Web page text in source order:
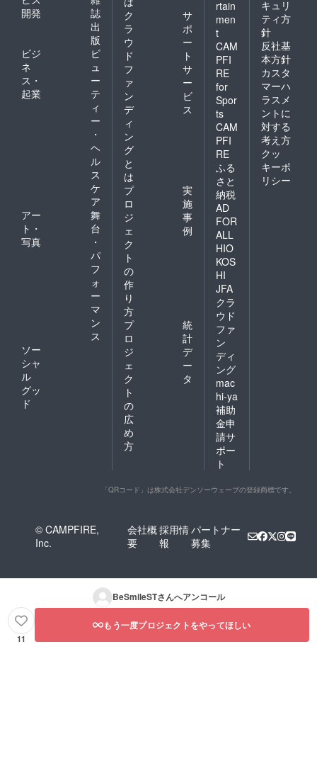
開発
誌
出
版
ビジ
ネ
ス・
起業
ビ
ュ
ー
テ
ィ
ー
・
ヘ
ル
ス
ケ
ア
アー
ト・
写真
舞
台
・
パ
フ
ォ
ー
マ
ン
ス
ソー
シャ
ル
グッ
ド
ク
ラ
ウ
ド
フ
ァ
ン
デ
ィ
ン
グ
と
は
サ
ポ
ー
ト
サ
ー
ビ
ス
プ
ロ
ジ
ェ
ク
ト
の
作
り
方
実
施
事
例
プ
ロ
ジ
ェ
ク
ト
の
広
め
方
統
計
デ
ー
タ
rtain
men
t
CAM
PFI
RE
for
Spor
ts
CAM
PFI
RE
ふる
さと
納税
AD
FOR
ALL
HIO
KOS
HI
JFA
クラ
ウド
ファ
ン
ディ
ング
mac
hi-ya
補助
金申
請サ
ポー
ト
キュリ
ティ方
針
反社基
本方針
カスタ
マーハ
ラスメ
ントに
対する
考え方
クッ
キーポ
リシー
「QRコード」は株式会社デンソーウェーブの登録商標です。
© CAMPFIRE,
Inc.
会社概
要
採用情
報
パートナー
募集
BeSmileSTさんへアンコール
11
もう一度プロジェクトをやってほしい